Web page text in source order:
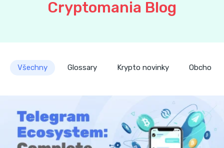
Cryptomania Blog
Všechny Glossary Krypto novinky Obchodní